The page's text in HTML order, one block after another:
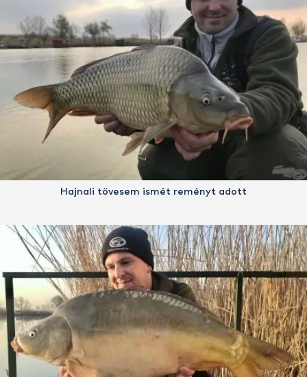
Hajnali tövesem ismét reményt adott